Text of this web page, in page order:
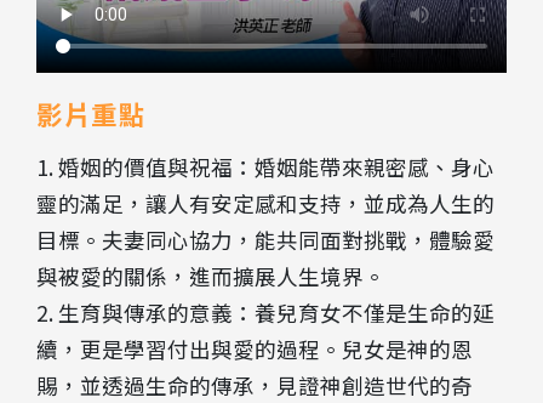
影片重點
1. 婚姻的價值與祝福：婚姻能帶來親密感、身心
靈的滿足，讓人有安定感和支持，並成為人生的
目標。夫妻同心協力，能共同面對挑戰，體驗愛
與被愛的關係，進而擴展人生境界。
2. 生育與傳承的意義：養兒育女不僅是生命的延
續，更是學習付出與愛的過程。兒女是神的恩
賜，並透過生命的傳承，見證神創造世代的奇